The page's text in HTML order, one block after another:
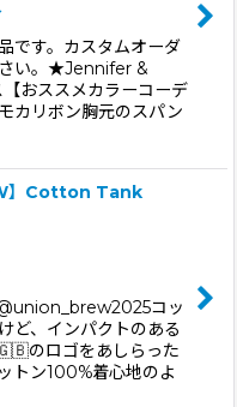
です。カスタムオーダ
い。★Jennifer &
おススメカラーコーデ
カリボン胸元のスパン
】Cotton Tank
コッ
ど、インパクトのある
のロゴをあしらった
トン100%着心地のよ